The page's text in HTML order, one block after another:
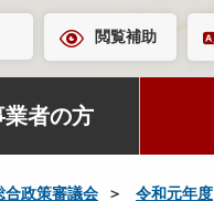
閲覧補助
業者の方
合政策審議会 令和元年度